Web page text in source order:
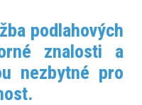
podlahových
znalosti a
nezbytné pro